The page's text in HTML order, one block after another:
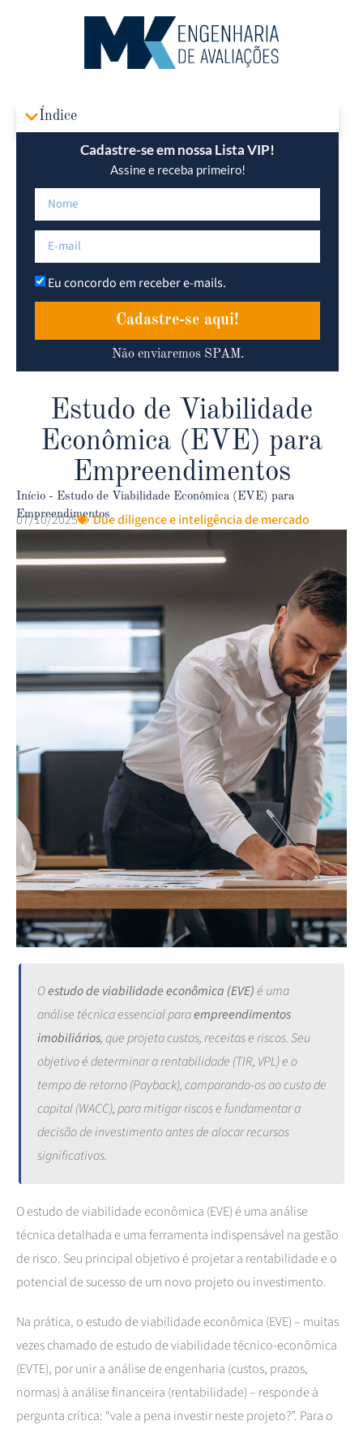
Índice
Cadastre-se em nossa Lista VIP!
Assine e receba primeiro!
Eu concordo em receber e-mails.
Cadastre-se aqui!
Não enviaremos SPAM.
Estudo de Viabilidade
Econômica (EVE) para
Empreendimentos
Início - Estudo de Viabilidade Econômica (EVE) para
Empreendimentos
07/10/2025 Due diligence e inteligência de mercado
Oestudo de viabilidade econômica (EVE)é uma
análise técnica essencial paraempreendimentos
imobiliários, que projeta custos, receitas e riscos. Seu
objetivo é determinar a rentabilidade (TIR, VPL) e o
tempo de retorno (Payback), comparando-os ao custo de
capital (WACC), para mitigar riscos e fundamentar a
decisão de investimento antes de alocar recursos
significativos.
O estudo de viabilidade econômica (EVE) é uma análise
técnica detalhada e uma ferramenta indispensável na gestão
de risco. Seu principal objetivo é projetar a rentabilidade e o
potencial de sucesso de um novo projeto ou investimento.
Na prática, o estudo de viabilidade econômica (EVE) – muitas
vezes chamado de estudo de viabilidade técnico-econômica
(EVTE), por unir a análise de engenharia (custos, prazos,
normas) à análise financeira (rentabilidade) – responde à
pergunta crítica: “vale a pena investir neste projeto?”. Para o